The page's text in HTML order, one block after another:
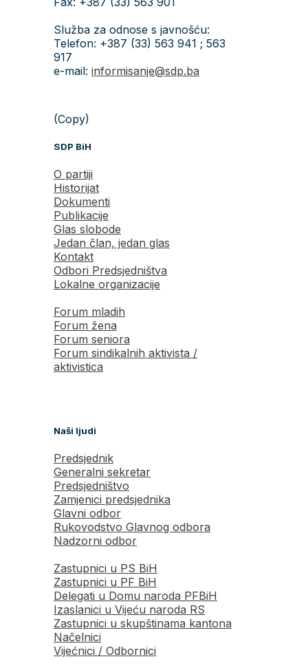
Služba za odnose s javnošću:
Telefon: +387 (33) 563 941 ; 563
917
e-mail: informisanje@sdp.ba
(Copy)
SDP BiH
O partiji
Historijat
Dokumenti
Publikacije
Glas slobode
Jedan član, jedan glas
Kontakt
Odbori Predsjedništva
Lokalne organizacije
Forum mladih
Forum žena
Forum seniora
Forum sindikalnih aktivista /
aktivistica
Naši ljudi
Predsjednik
Generalni sekretar
Predsjedništvo
Zamjenici predsjednika
Glavni odbor
Rukovodstvo Glavnog odbora
Nadzorni odbor
Zastupnici u PS BiH
Zastupnici u PF BiH
Delegati u Domu naroda PFBiH
Izaslanici u Vijeću naroda RS
Zastupnici u skupštinama kantona
Načelnici
Vijećnici / Odbornici